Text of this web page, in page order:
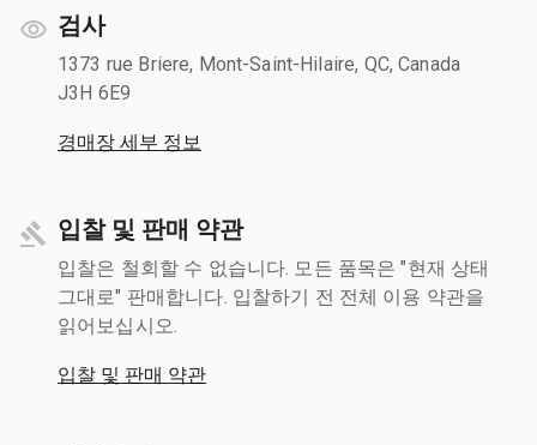
검사
1373 rue Briere, Mont-Saint-Hilaire, QC, Canada
J3H 6E9
경매장 세부 정보
입찰 및 판매 약관
입찰은 철회할 수 없습니다. 모든 품목은 "현재 상태
그대로" 판매합니다. 입찰하기 전 전체 이용 약관을
읽어보십시오.
입찰 및 판매 약관